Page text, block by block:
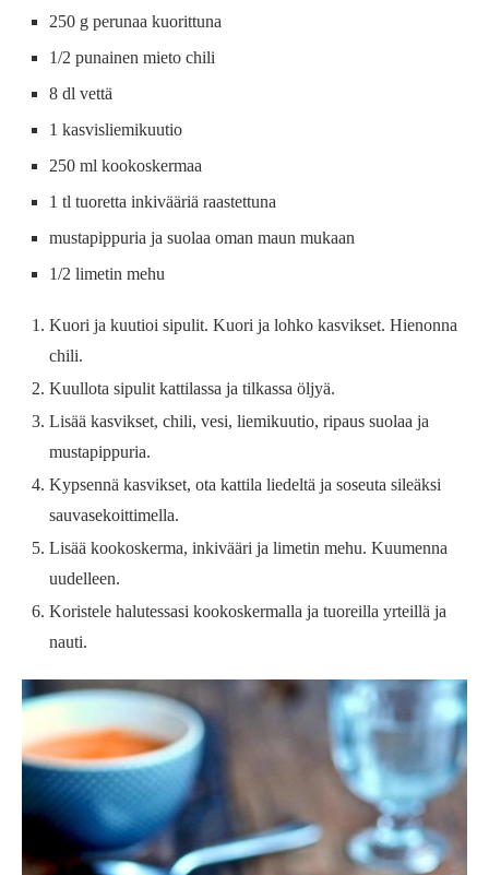
250 g perunaa kuorittuna
1/2 punainen mieto chili
8 dl vettä
1 kasvisliemikuutio
250 ml kookoskermaa
1 tl tuoretta inkivääriä raastettuna
mustapippuria ja suolaa oman maun mukaan
1/2 limetin mehu
Kuori ja kuutioi sipulit. Kuori ja lohko kasvikset. Hienonna
chili.
Kuullota sipulit kattilassa ja tilkassa öljyä.
Lisää kasvikset, chili, vesi, liemikuutio, ripaus suolaa ja
mustapippuria.
Kypsennä kasvikset, ota kattila liedeltä ja soseuta sileäksi
sauvasekoittimella.
Lisää kookoskerma, inkivääri ja limetin mehu. Kuumenna
uudelleen.
Koristele halutessasi kookoskermalla ja tuoreilla yrteillä ja
nauti.